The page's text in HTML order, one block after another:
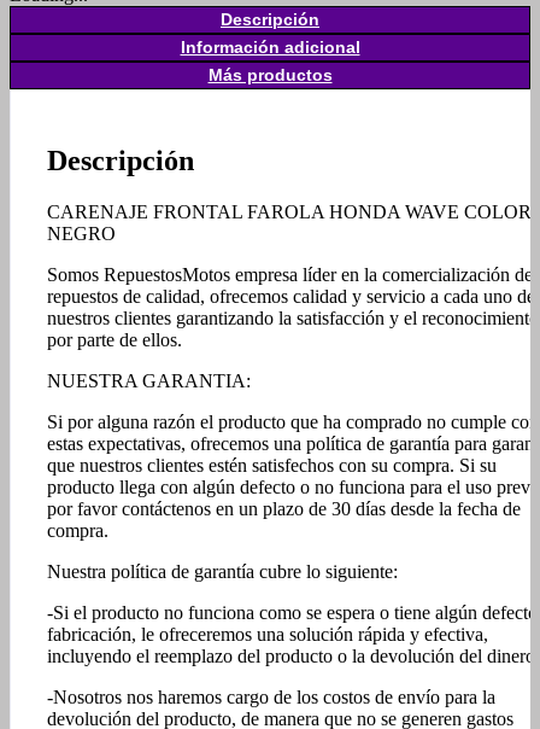
Descripción
Información adicional
Más productos
Descripción
CARENAJE FRONTAL FAROLA HONDA WAVE COLOR
NEGRO
Somos RepuestosMotos empresa líder en la comercialización de
repuestos de calidad, ofrecemos calidad y servicio a cada uno de
nuestros clientes garantizando la satisfacción y el reconocimiento
por parte de ellos.
NUESTRA GARANTIA:
Si por alguna razón el producto que ha comprado no cumple con
estas expectativas, ofrecemos una política de garantía para
que nuestros clientes estén satisfechos con su compra. Si su
producto llega con algún defecto o no funciona para el uso
por favor contáctenos en un plazo de 30 días desde la fecha de
compra.
Nuestra política de garantía cubre lo siguiente:
-Si el producto no funciona como se espera o tiene algún
fabricación, le ofreceremos una solución rápida y efectiva,
incluyendo el reemplazo del producto o la devolución del dinero.
-Nosotros nos haremos cargo de los costos de envío para la
devolución del producto, de manera que no se generen gastos